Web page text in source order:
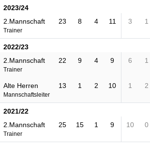
2023/24
2.Mannschaft
Trainer
23 8 4 11 3 1
2022/23
2.Mannschaft
Trainer
22 9 4 9 6 1
Alte Herren
Mannschaftsleiter
13 1 2 10 1 2
2021/22
2.Mannschaft
Trainer
25 15 1 9 10 0